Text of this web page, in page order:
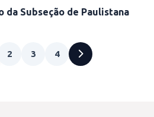
da Subseção de Paulistana
2 3 4